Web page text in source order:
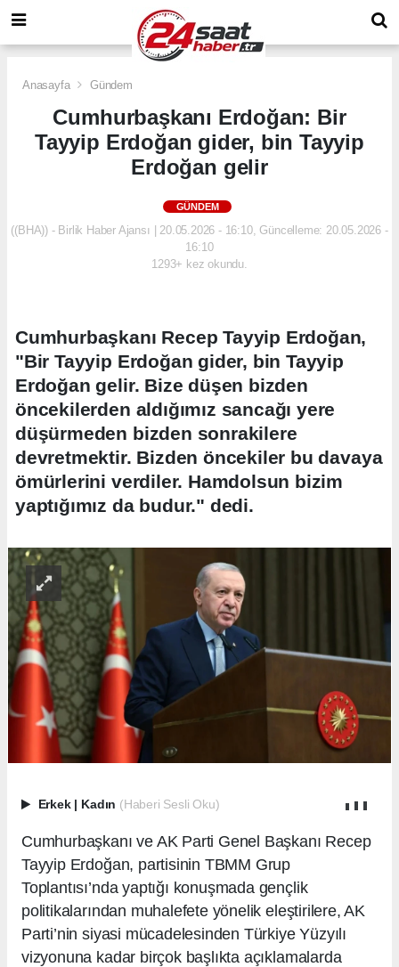
Anasayfa Gündem
Cumhurbaşkanı Erdoğan: Bir
Tayyip Erdoğan gider, bin Tayyip
Erdoğan gelir
GÜNDEM
((BHA)) - Birlik Haber Ajansı | 20.05.2026 - 16:10, Güncelleme: 20.05.2026 -
16:10
1293+ kez okundu.
Cumhurbaşkanı Recep Tayyip Erdoğan,
"Bir Tayyip Erdoğan gider, bin Tayyip
Erdoğan gelir. Bize düşen bizden
öncekilerden aldığımız sancağı yere
düşürmeden bizden sonrakilere
devretmektir. Bizden öncekiler bu davaya
ömürlerini verdiler. Hamdolsun bizim
yaptığımız da budur." dedi.
Erkek | Kadın (Haberi Sesli Oku)
Cumhurbaşkanı ve AK Parti Genel Başkanı Recep
Tayyip Erdoğan, partisinin TBMM Grup
Toplantısı’nda yaptığı konuşmada gençlik
politikalarından muhalefete yönelik eleştirilere, AK
Parti’nin siyasi mücadelesinden Türkiye Yüzyılı
vizyonuna kadar birçok başlıkta açıklamalarda